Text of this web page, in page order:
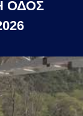
ΟΔΟΣ